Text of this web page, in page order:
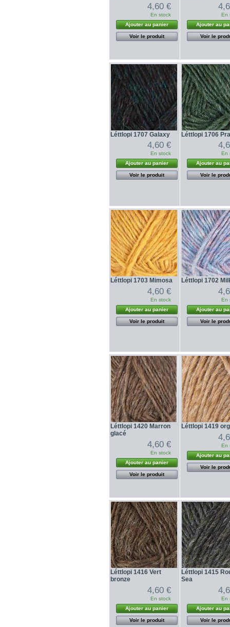
4,60 €
En stock
Ajouter au panier
Voir le produit
En
Ajouter au
Voir le
Léttlopi 1707 Galaxy
4,60 €
En stock
Ajouter au panier
Voir le produit
Léttlopi 1706
En
Ajouter au
Voir le
Léttlopi 1703 Mimosa
4,60 €
En stock
Ajouter au panier
Voir le produit
Léttlopi 1702
En
Ajouter au
Voir le
Léttlopi 1420 Marron
glacé
4,60 €
En stock
Ajouter au panier
Voir le produit
Léttlopi 1419
En
Ajouter au
Voir le
Léttlopi 1416 Vert
bronze
4,60 €
En stock
Ajouter au panier
Voir le produit
Léttlopi 1415
Sea
En
Ajouter au
Voir le